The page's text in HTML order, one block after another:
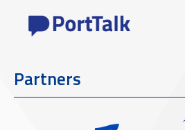
Partners